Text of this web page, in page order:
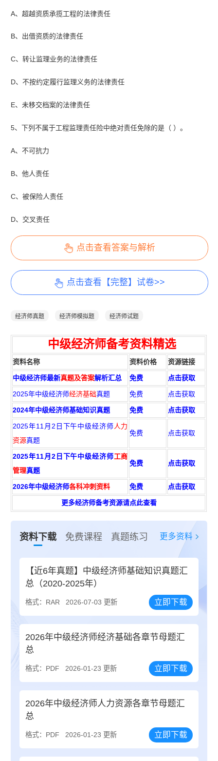
A、超越资质承揽工程的法律责任
B、出借资质的法律责任
C、转让监理业务的法律责任
D、不按约定履行监理义务的法律责任
E、未移交档案的法律责任
5、下列不属于工程监理责任险中绝对责任免除的是（ ）。
A、不可抗力
B、他人责任
C、被保险人责任
D、交叉责任
点击查看答案与解析
点击查看【完整】试卷>>
经济师真题 经济师模拟题 经济师试题
中级经济师备考资料精选
资料名称 资料价格 资源链接
中级经济师最新真题及答案解析汇总 免费 点击获取
2025年中级经济师经济基础真题 免费 点击获取
2024年中级经济师基础知识真题 免费 点击获取
2025年11月2日下午中级经济师人力
资源真题
免费 点击获取
2025年11月2日下午中级经济师工商
管理真题
免费 点击获取
2026年中级经济师各科冲刺资料 免费 点击获取
更多经济师备考资源请点此查看
资料下载 免费课程 真题练习 更多资料
【近6年真题】中级经济师基础知识真题汇
总（2020-2025年）
格式：RAR 2026-07-03 更新 立即下载
2026年中级经济师经济基础各章节母题汇
总
格式：PDF 2026-01-23 更新 立即下载
2026年中级经济师人力资源各章节母题汇
总
格式：PDF 2026-01-23 更新 立即下载